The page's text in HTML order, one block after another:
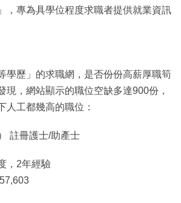
，專為具學位程度求職者提供就業資訊
學歷」的求職網，是否份份高薪厚職筍
現，網站顯示的職位空缺多達900份，
人工都幾高的職位：
註冊護士/助產士
，2年經驗